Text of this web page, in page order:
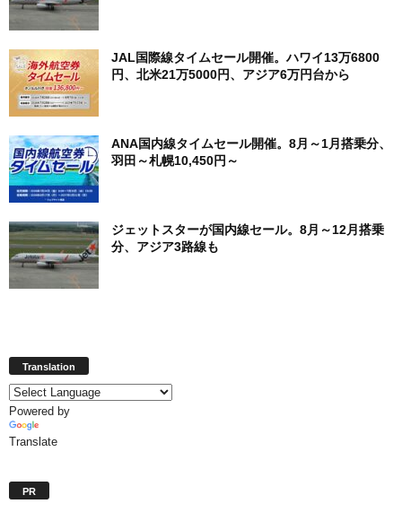
JAL国際線タイムセール開催。ハワイ13万6800
円、北米21万5000円、アジア6万円台から
ANA国内線タイムセール開催。8月～1月搭乗分、
羽田～札幌10,450円～
ジェットスターが国内線セール。8月～12月搭乗
分、アジア3路線も
Translation
Powered by
Translate
PR